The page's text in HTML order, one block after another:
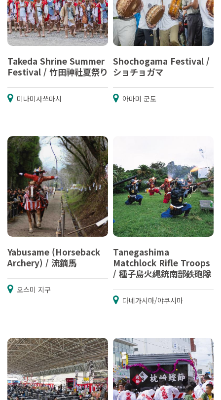
Takeda Shrine Summer
Festival / 竹田神社夏祭り
미나미사쓰마시
Shochogama Festival /
ショチョガマ
아마미 군도
Yabusame (Horseback
Archery) / 流鏑馬
오스미 지구
Tanegashima
Matchlock Rifle Troops
/ 種子島火縄銃南部鉄砲隊
다네가시마/야쿠시마